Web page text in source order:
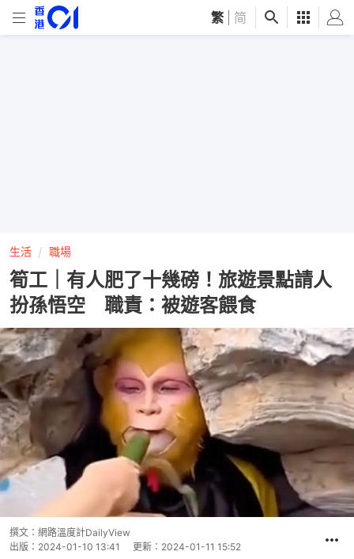
繁 简
生活 職場
筍工｜有人肥了十幾磅！旅遊景點請人
扮孫悟空 職責：被遊客餵食
撰文： 網路溫度計DailyView
出版： 2024-01-10 13:41 更新： 2024-01-11 15:52